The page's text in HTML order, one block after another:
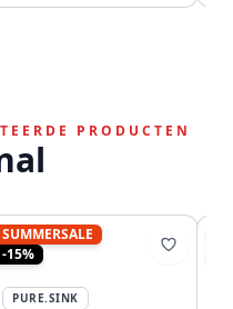
PRODUCTEN
SUMMERSALE
-15%
PURE.SINK